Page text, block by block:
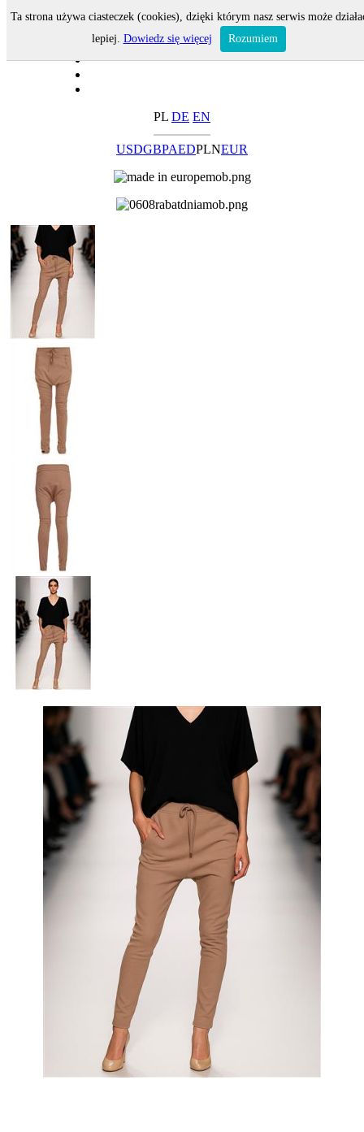
PL DE EN
USDGBPAEDPLNEUR
Ta strona używa ciasteczek (cookies), dzięki którym nasz serwis może
lepiej. Dowiedz się więcej Rozumiem